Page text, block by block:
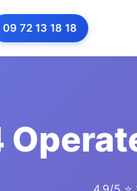
09 72 13 18 18